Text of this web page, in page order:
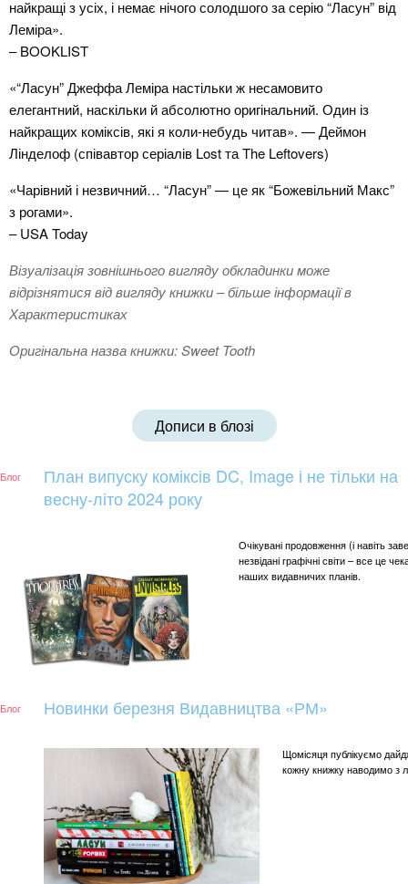
найкращі з усіх, і немає нічого солодшого за серію “Ласун” від
Леміра».
– BOOKLIST
«“Ласун” Джеффа Леміра настільки ж несамовито
елегантний, наскільки й абсолютно оригінальний. Один із
найкращих коміксів, які я коли-небудь читав». — Деймон
Лінделоф (співавтор серіалів Lost та The Leftovers)
«Чарівний і незвичний… “Ласун” — це як “Божевільний Макс”
з рогами».
– USA Today
Візуалізація зовнішнього вигляду обкладинки може
відрізнятися від вигляду книжки – більше інформації в
Характеристиках
Оригінальна назва книжки: Sweet Tooth
Дописи в блозі
Блог
План випуску коміксів DC, Image і не тільки на
весну-літо 2024 року
Очікувані продовження (і навіть
незвідані графічні світи – все це
наших видавничих планів.
Блог Новинки березня Видавництва «РМ»
Щомісяця публікуємо
кожну книжку наводимо з